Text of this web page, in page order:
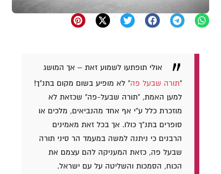
אולי תופתעו לשמוע זאת – אך המושג
"תורה שבעל פה" לא מופיע בשום מקום בתנ"ך!
למען האמת, "תורה שבעל-פה" שכזאת לא
מוזכרת כלל ע"י אף אחד מהנביאים, מלכים או
סופרים בתנ"ך כולו. אך בכל זאת מאמינים
הרבנים כי ניתנה למשה במעמד הר סיני תורה
שבעל פה, כזאת המעניקה להם עצמם את
הכוח, הסמכות והשליטה על עם ישראל.